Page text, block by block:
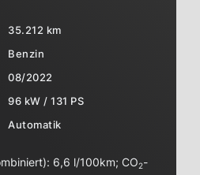
35.212 km
Benzin
08/2022
96 kW / 131 PS
Automatik
6,6 l/100km;CO2-